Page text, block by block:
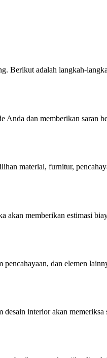
Berikut adalah langkah-
dan memberikan saran
material, furnitur,
akan memberikan estimasi
dan elemen
interior akan memeriksa